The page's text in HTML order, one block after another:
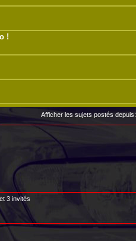
!
Afficher les sujets postés depuis:
3 invités